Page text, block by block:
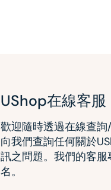
UShop在線客服
歡迎隨時透過在線查
向我們查詢任何關於
訊之問題。我們的客
名。